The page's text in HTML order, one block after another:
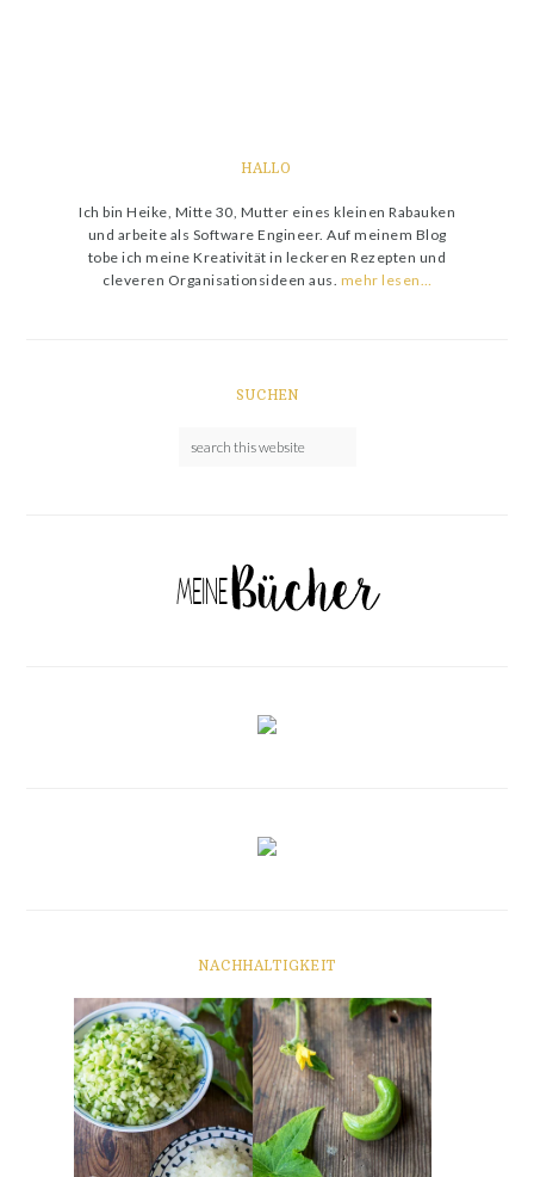
HALLO
Ich bin Heike, Mitte 30, Mutter eines kleinen Rabauken
und arbeite als Software Engineer. Auf meinem Blog
tobe ich meine Kreativität in leckeren Rezepten und
cleveren Organisationsideen aus. mehr lesen…
SUCHEN
NACHHALTIGKEIT